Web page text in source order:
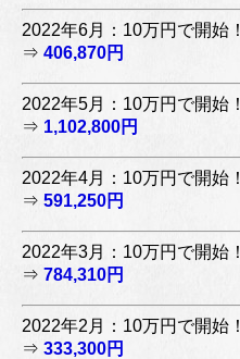
2022年6月：10万円で開始！
⇒ 406,870円
2022年5月：10万円で開始！
⇒ 1,102,800円
2022年4月：10万円で開始！
⇒ 591,250円
2022年3月：10万円で開始！
⇒ 784,310円
2022年2月：10万円で開始！
⇒ 333,300円